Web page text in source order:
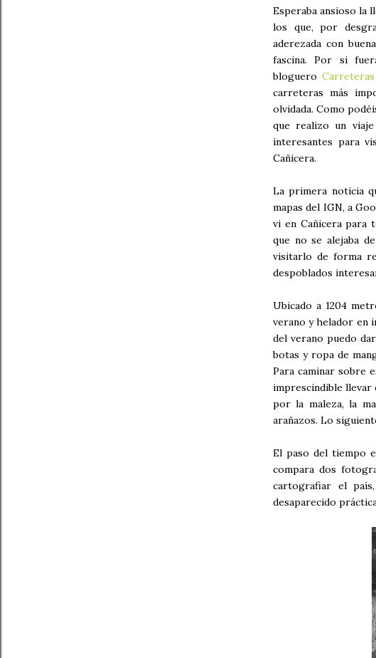
Esperaba ansioso la
los que, por
aderezada con
fascina. Por si
blogueroCarreteras
carreteras más
olvidada. Como
que realizo un
interesantes para
Cañicera.
La primera noticia
mapas del IGN, a
vi en Cañicera para
que no se alejaba
visitarlo de forma
despoblados
Ubicado a 1204
verano y helador en
del verano puedo
botas y ropa de
Para caminar sobre
imprescindible llevar
por la maleza, la
arañazos. Lo
El paso del tiempo
compara dos
cartografiar el
desaparecido